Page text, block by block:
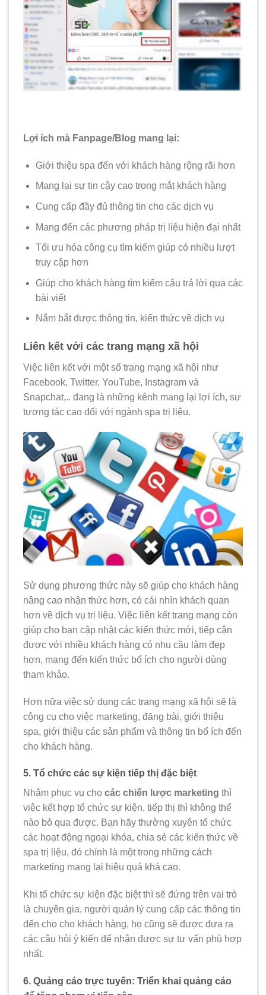
Lợi ích mà Fanpage/Blog mang lại:
Giới thiệu spa đến với khách hàng rộng rãi hơn
Mang lại sự tin cậy cao trong mắt khách hàng
Cung cấp đầy đủ thông tin cho các dịch vụ
Mang đến các phương pháp trị liệu hiện đại nhất
Tối ưu hóa công cụ tìm kiếm giúp có nhiều lượt
truy cập hơn
Giúp cho khách hàng tìm kiếm câu trả lời qua các
bài viết
Nắm bắt được thông tin, kiến thức về dịch vụ
Liên kết với các trang mạng xã hội
Việc liên kết với một số trang mạng xã hội như
Facebook, Twitter, YouTube, Instagram và
Snapchat,.. đang là những kênh mang lại lợi ích, sự
tương tác cao đối với ngành spa trị liệu.
Sử dụng phương thức này sẽ giúp cho khách hàng
nâng cao nhận thức hơn, có cái nhìn khách quan
hơn về dịch vụ trị liệu. Việc liên kết trang mạng còn
giúp cho bạn cập nhật các kiến thức mới, tiếp cận
được với nhiều khách hàng có nhu cầu làm đẹp
hơn, mang đến kiến thức bổ ích cho người dùng
tham khảo.
Hơn nữa việc sử dụng các trang mạng xã hội sẽ là
công cụ cho việc marketing, đăng bài, giới thiệu
spa, giới thiệu các sản phẩm và thông tin bổ ích đến
cho khách hàng.
5. Tổ chức các sự kiện tiếp thị đặc biệt
Nhằm phục vụ cho các chiến lược marketing thì
việc kết hợp tổ chức sự kiện, tiếp thị thì không thể
nào bỏ qua được. Bạn hãy thường xuyên tổ chức
các hoạt động ngoại khóa, chia sẻ các kiến thức về
spa trị liệu, đó chính là một trong những cách
marketing mang lại hiệu quả khá cao.
Khi tổ chức sự kiện đặc biệt thì sẽ đứng trên vai trò
là chuyên gia, người quản lý cung cấp các thông tin
đến cho cho khách hàng, họ cũng sẽ được đưa ra
các câu hỏi ý kiến để nhận được sự tư vấn phù hợp
nhất.
6. Quảng cáo trực tuyến: Triển khai quảng cáo